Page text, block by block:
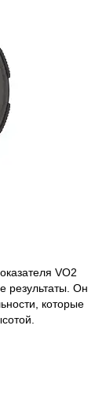
VO2
результаты. Он
которые